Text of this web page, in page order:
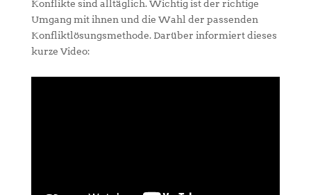
Konflikte sind alltäglich. Wichtig ist der richtige
Umgang mit ihnen und die Wahl der passenden
Konfliktlösungsmethode. Darüber informiert dieses
kurze Video: